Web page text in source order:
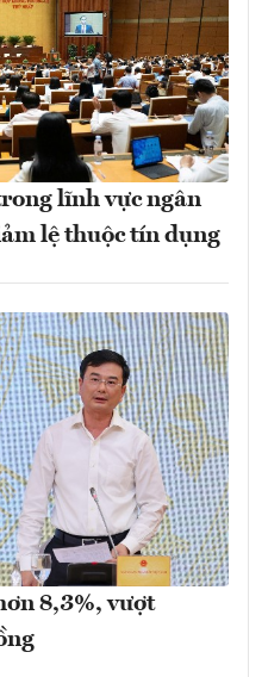
lĩnh vực ngân
lệ thuộc tín dụng
8,3%, vượt